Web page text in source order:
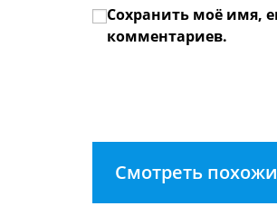
или
имя
Сохранить моё имя,
комментариев.
Смотреть